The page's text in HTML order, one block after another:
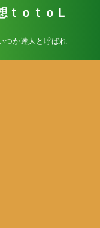
ｔｏｔｏＬ
つか達人と呼ばれ